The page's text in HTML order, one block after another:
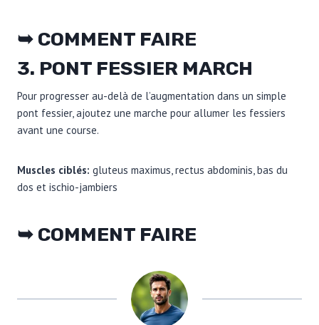
➥ COMMENT FAIRE
3. PONT FESSIER MARCH
Pour progresser au-delà de l’augmentation dans un simple
pont fessier, ajoutez une marche pour allumer les fessiers
avant une course.
Muscles ciblés: gluteus maximus, rectus abdominis, bas du
dos et ischio-jambiers
➥ COMMENT FAIRE